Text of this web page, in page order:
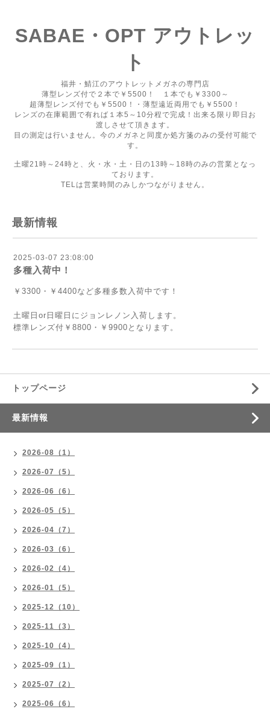
SABAE・OPT アウトレッ
ト
福井・鯖江のアウトレットメガネの専門店
薄型レンズ付で２本で￥5500！ １本でも￥3300～
超薄型レンズ付でも￥5500！・薄型遠近両用でも￥5500！
レンズの在庫範囲で有れば１本5～10分程で完成！出来る限り即日お
渡しさせて頂きます。
目の測定は行いません。今のメガネと同度か処方箋のみの受付可能で
す。
土曜21時～24時と、火・水・土・日の13時～18時のみの営業となっ
ております。
TELは営業時間のみしかつながりません。
最新情報
2025-03-07 23:08:00
多種入荷中！
￥3300・￥4400など多種多数入荷中です！
土曜日or日曜日にジョンレノン入荷します。
標準レンズ付￥8800・￥9900となります。
トップページ
最新情報
2026-08（1）
2026-07（5）
2026-06（6）
2026-05（5）
2026-04（7）
2026-03（6）
2026-02（4）
2026-01（5）
2025-12（10）
2025-11（3）
2025-10（4）
2025-09（1）
2025-07（2）
2025-06（6）